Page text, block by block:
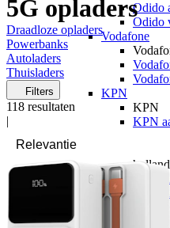
Odido
Odido
Vodafone
KPN
KPN
KPN
5G opladers
Draadloze opladers
Powerbanks
Autoladers
Thuisladers
Filters
118 resultaten
|